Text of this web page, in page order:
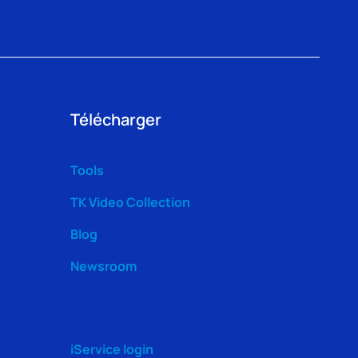
Télécharger
Tools
TK Video Collection
Blog
Newsroom
iService login